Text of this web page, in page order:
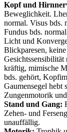
Kopf und
Beweglichkeit.
normal. Visus bds.
Fundus bds.
Licht und
Blickparesen,
kräftig, mimische
bds. gehört,
Gaumensegel hebt
Zungenmotorik
Stand und Gang:
Zehen- und
unauffällig.